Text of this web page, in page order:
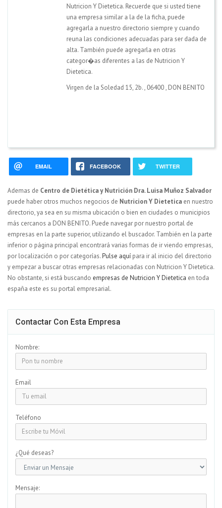
Nutricion Y Dietetica. Recuerde que si usted tiene
una empresa similar a la de la ficha, puede
agregarla a nuestro directorio siempre y cuando
reuna las condiciones adecuadas para ser dada de
alta. También puede agregarla en otras
categor�as diferentes a las de Nutricion Y
Dietetica.
Virgen de la Soledad 15, 2b., 06400, DON BENITO
EMAIL FACEBOOK TWITTER
Ademas de Centro de Dietética y Nutrición Dra. Luisa Muñoz Salvador
puede haber otros muchos negocios de Nutricion Y Dietetica en nuestro
directorio, ya sea en su misma ubicación o bien en ciudades o municipios
más cercanos a DON BENITO. Puede navegar por nuestro portal de
empresas en la parte superior, utilizando el buscador. También en la parte
inferior o página principal encontrará varias formas de ir viendo empresas,
por localización o por categorías.Pulse aquí para ir al inicio del directorio
y empezar a buscar otras empresas relacionadas con Nutricion Y Dietetica.
No obstante, si está buscando empresas de Nutricion Y Dietetica en toda
españa este es su portal empresarial.
Contactar Con Esta Empresa
Nombre:
Email
Teléfono
¿Qué deseas?
Mensaje: